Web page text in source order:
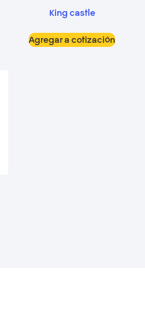
King castle
Agregar a cotización